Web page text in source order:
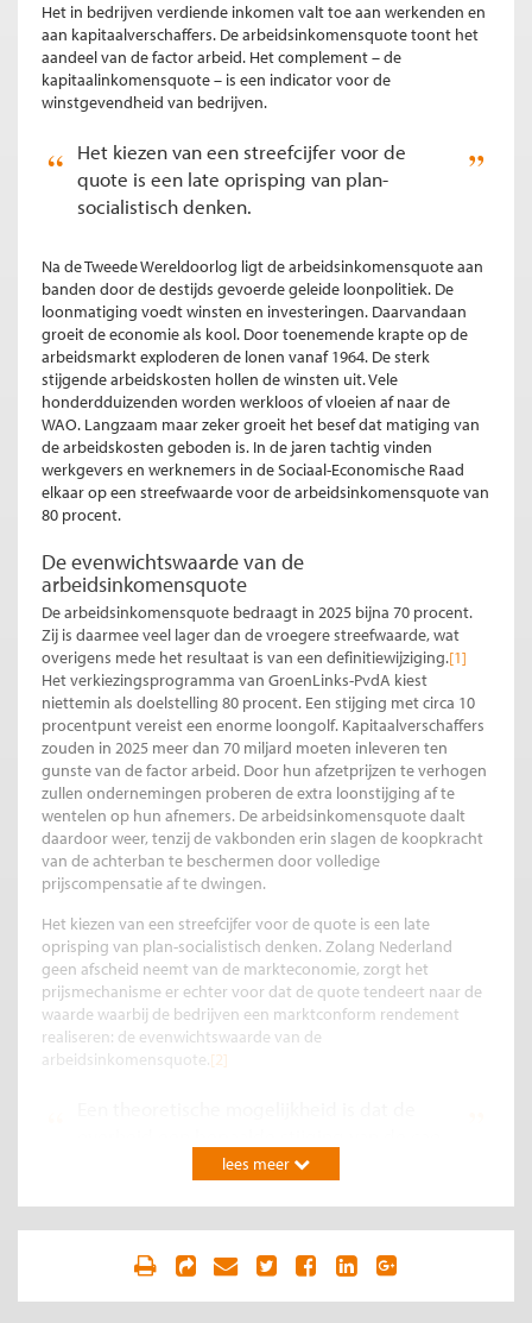
Het in bedrijven verdiende inkomen valt toe aan werkenden en
aan kapitaalverschaffers. De arbeidsinkomensquote toont het
aandeel van de factor arbeid. Het complement – de
kapitaalinkomensquote – is een indicator voor de
winstgevendheid van bedrijven.
Het kiezen van een streefcijfer voor de
quote is een late oprisping van plan-
socialistisch denken.
Na de Tweede Wereldoorlog ligt de arbeidsinkomensquote aan
banden door de destijds gevoerde geleide loonpolitiek. De
loonmatiging voedt winsten en investeringen. Daarvandaan
groeit de economie als kool. Door toenemende krapte op de
arbeidsmarkt exploderen de lonen vanaf 1964. De sterk
stijgende arbeidskosten hollen de winsten uit. Vele
honderdduizenden worden werkloos of vloeien af naar de
WAO. Langzaam maar zeker groeit het besef dat matiging van
de arbeidskosten geboden is. In de jaren tachtig vinden
werkgevers en werknemers in de Sociaal-Economische Raad
elkaar op een streefwaarde voor de arbeidsinkomensquote van
80 procent.
De evenwichtswaarde van de
arbeidsinkomensquote
De arbeidsinkomensquote bedraagt in 2025 bijna 70 procent.
Zij is daarmee veel lager dan de vroegere streefwaarde, wat
overigens mede het resultaat is van een definitiewijziging.[1]
Het verkiezingsprogramma van GroenLinks-PvdA kiest
niettemin als doelstelling 80 procent. Een stijging met circa 10
procentpunt vereist een enorme loongolf. Kapitaalverschaffers
zouden in 2025 meer dan 70 miljard moeten inleveren ten
gunste van de factor arbeid. Door hun afzetprijzen te verhogen
zullen ondernemingen proberen de extra loonstijging af te
wentelen op hun afnemers. De arbeidsinkomensquote daalt
daardoor weer, tenzij de vakbonden erin slagen de koopkracht
van de achterban te beschermen door volledige
prijscompensatie af te dwingen.
Het kiezen van een streefcijfer voor de quote is een late
oprisping van plan-socialistisch denken. Zolang Nederland
geen afscheid neemt van de markteconomie, zorgt het
prijsmechanisme er echter voor dat de quote tendeert naar de
waarde waarbij de bedrijven een marktconform rendement
realiseren: de evenwichtswaarde van de
arbeidsinkomensquote.[2]
lonen dwingend voorschrijft. De Wet op de
kans maakt een verhoging van de sociale
uitkeringen.
lees meer